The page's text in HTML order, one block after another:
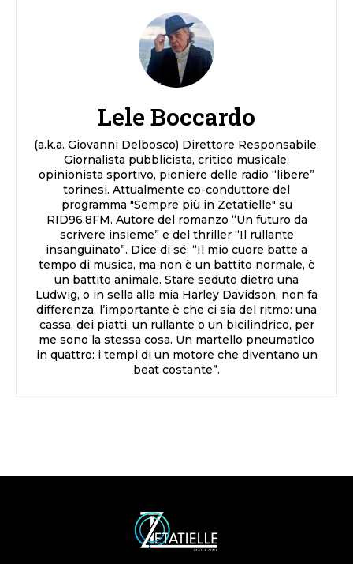
Lele Boccardo
(a.k.a. Giovanni Delbosco) Direttore Responsabile.
Giornalista pubblicista, critico musicale,
opinionista sportivo, pioniere delle radio “libere”
torinesi. Attualmente co-conduttore del
programma "Sempre più in Zetatielle" su
RID96.8FM. Autore del romanzo “Un futuro da
scrivere insieme” e del thriller “Il rullante
insanguinato”. Dice di sé: “Il mio cuore batte a
tempo di musica, ma non è un battito normale, è
un battito animale. Stare seduto dietro una
Ludwig, o in sella alla mia Harley Davidson, non fa
differenza, l’importante è che ci sia del ritmo: una
cassa, dei piatti, un rullante o un bicilindrico, per
me sono la stessa cosa. Un martello pneumatico
in quattro: i tempi di un motore che diventano un
beat costante”.